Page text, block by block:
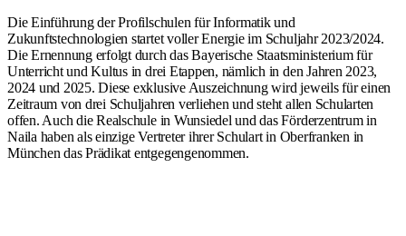
Die Einführung der Profilschulen für Informatik und
Zukunftstechnologien startet voller Energie im Schuljahr 2023/2024.
Die Ernennung erfolgt durch das Bayerische Staatsministerium für
Unterricht und Kultus in drei Etappen, nämlich in den Jahren 2023,
2024 und 2025. Diese exklusive Auszeichnung wird jeweils für einen
Zeitraum von drei Schuljahren verliehen und steht allen Schularten
offen. Auch die Realschule in Wunsiedel und das Förderzentrum in
Naila haben als einzige Vertreter ihrer Schulart in Oberfranken in
München das Prädikat entgegengenommen.